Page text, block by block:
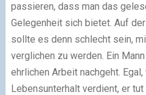
passieren, dass man das
Gelegenheit sich bietet. Auf
sollte es denn schlecht sein,
verglichen zu werden. Ein
ehrlichen Arbeit nachgeht.
Lebensunterhalt verdient, er